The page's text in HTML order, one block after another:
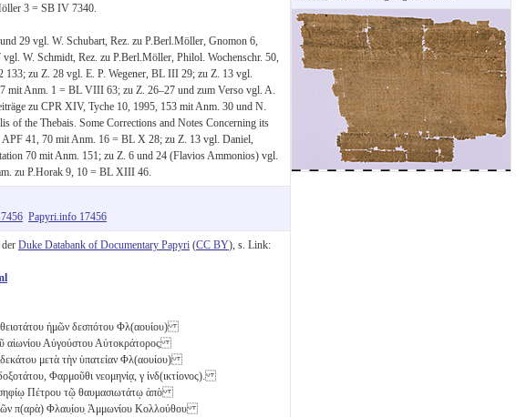
3 = SB IV 7340.
29 vgl. W. Schubart, Rez. zu P.Berl.Möller, Gnomon 6,
W. Schmidt, Rez. zu P.Berl.Möller, Philol. Wochenschr. 50,
133; zu Z. 28 vgl. E. P. Wegener, BL III 29; zu Z. 13 vgl.
mit Anm. 1 = BL VIII 63; zu Z. 26–27 und zum Verso vgl. A.
zu CPR XIV, Tyche 10, 1995, 153 mit Anm. 30 und N.
of the Thebais. Some Corrections and Notes Concerning its
APF 41, 70 mit Anm. 16 = BL X 28; zu Z. 13 vgl. Daniel,
70 mit Anm. 151; zu Z. 6 und 24 (Flavios Ammonios) vgl.
zu P.Horak 9, 10 = BL XIII 46.
Papyri.info 17456
der Duke Databank of Documentary Papyri (CC BY), s. Link:
θειοτάτου ἡμῶν δεσπότου Φλ(αουίου)
αἰωνίου Αὐγούστου Αὐτοκράτορος
μετὰ τὴν ὑπατείαν Φλ(αουίου)
Φαρμοῦθι νεομηνίᾳ, γ ἰνδ(ικτίονος).
Πέτρου τῷ θαυμασιωτάτῳ ἀπὸ
π(αρὰ) Φλαυ̣ίου̣ Ἀμμωνίου Κολλούθου